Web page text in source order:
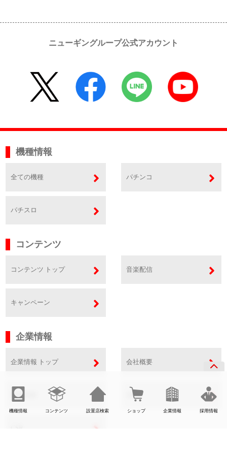
機種情報 コンテンツ 設置店検索 ショップ 企業情報 採用情報
ニューギングループ公式アカウント
機種情報
全ての機種 パチンコ
パチスロ
コンテンツ
コンテンツ トップ 音楽配信
キャンペーン
企業情報
企業情報 トップ 会社概要
事業内容 SDGs